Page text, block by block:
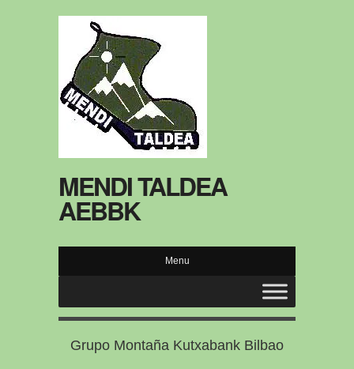
MENDI TALDEA
AEBBK
Menu
Grupo Montaña Kutxabank Bilbao